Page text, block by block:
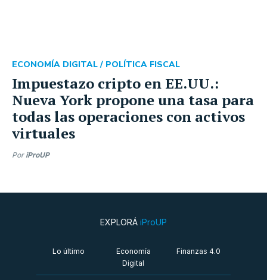
Impuestazo cripto en EE.UU.:
Nueva York propone una tasa para
todas las operaciones con activos
virtuales
ECONOMÍA DIGITAL / POLÍTICA FISCAL
Por iProUP
EXPLORÁ iProUP
Lo último
Economía
Digital
Finanzas 4.0